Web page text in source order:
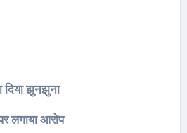
दिया झुनझुना
लगाया आरोप